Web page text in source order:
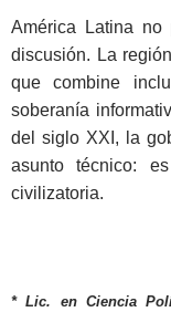
América Latina no
discusión. La
que combine
soberanía
del siglo XXI, la
asunto técnico:
civilizatoria.
* Lic. en Ciencia